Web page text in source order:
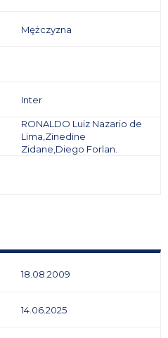
Mężczyzna
Inter
RONALDO Luiz Nazario de
Lima,Zinedine
Zidane,Diego Forlan.
18.08.2009
14.06.2025